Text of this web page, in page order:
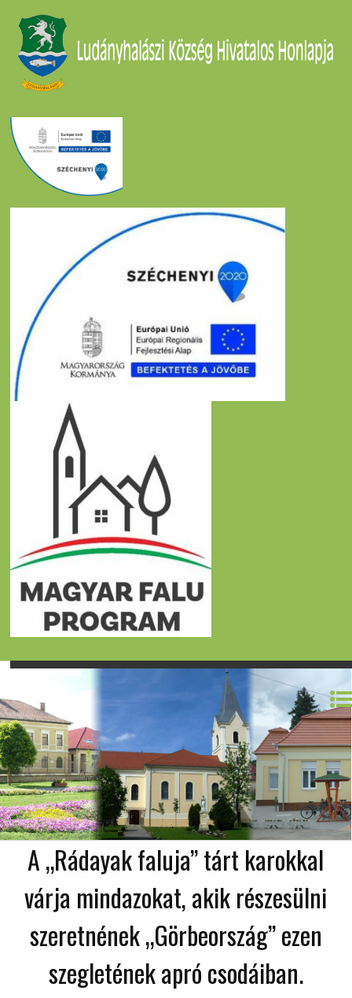
A „Rádayak faluja” tárt karokkal
várja mindazokat, akik részesülni
szeretnének „Görbeország” ezen
szegletének apró csodáiban.